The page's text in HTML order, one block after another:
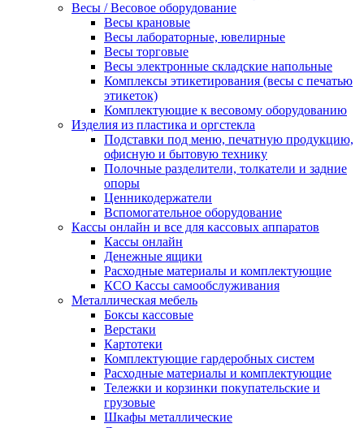
Весы / Весовое оборудование
Весы крановые
Весы лабораторные, ювелирные
Весы торговые
Весы электронные складские напольные
Комплексы этикетирования (весы с печатью
этикеток)
Комплектующие к весовому оборудованию
Изделия из пластика и оргстекла
Подставки под меню, печатную продукцию,
офисную и бытовую технику
Полочные разделители, толкатели и задние
опоры
Ценникодержатели
Вспомогательное оборудование
Кассы онлайн и все для кассовых аппаратов
Кассы онлайн
Денежные ящики
Расходные материалы и комплектующие
КСО Кассы самообслуживания
Металлическая мебель
Боксы кассовые
Верстаки
Картотеки
Комплектующие гардеробных систем
Расходные материалы и комплектующие
Тележки и корзинки покупательские и
грузовые
Шкафы металлические